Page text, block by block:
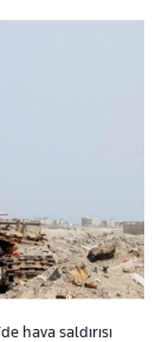
hava saldırısı